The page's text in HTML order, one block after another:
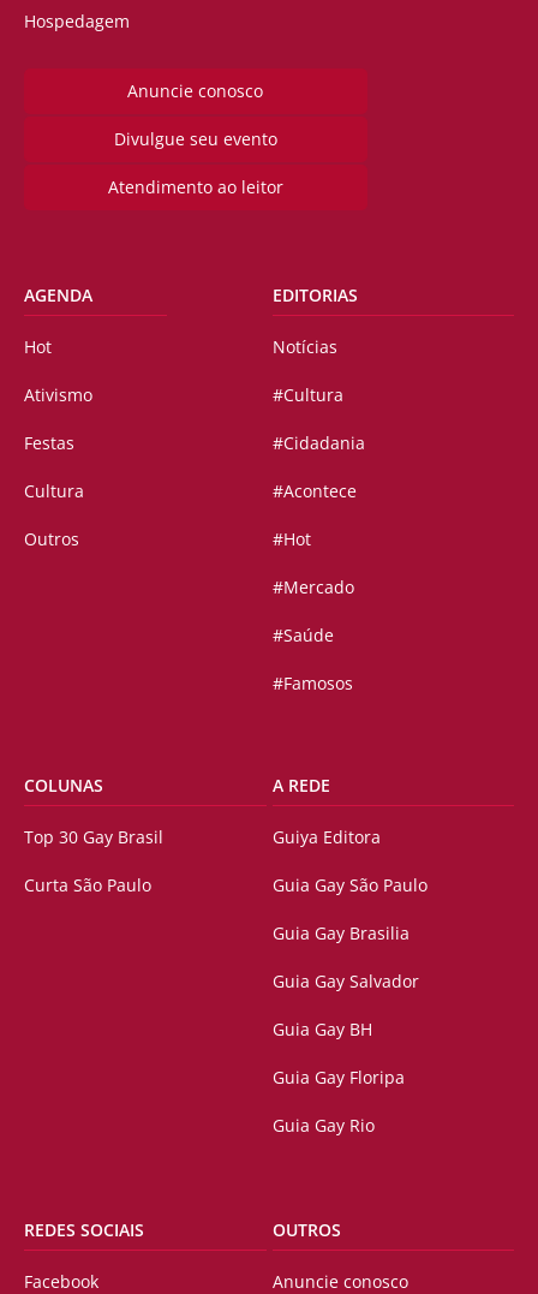
Hospedagem
Anuncie conosco
Divulgue seu evento
Atendimento ao leitor
AGENDA
Hot
Ativismo
Festas
Cultura
Outros
EDITORIAS
Notícias
#Cultura
#Cidadania
#Acontece
#Hot
#Mercado
#Saúde
#Famosos
COLUNAS
Top 30 Gay Brasil
Curta São Paulo
A REDE
Guiya Editora
Guia Gay São Paulo
Guia Gay Brasilia
Guia Gay Salvador
Guia Gay BH
Guia Gay Floripa
Guia Gay Rio
REDES SOCIAIS
Facebook
OUTROS
Anuncie conosco